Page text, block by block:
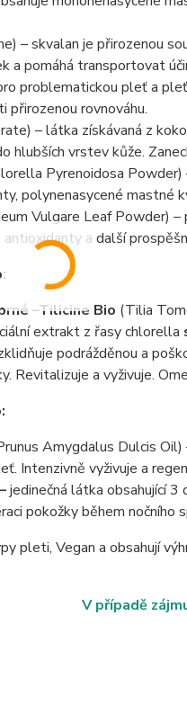
– skvalan je přirozenou
a pomáhá transportovat
problematickou pleť a
přirozenou rovnováhu.
– látka získávaná z
hlubších vrstev kůže.
Pyrenoidosa Powder)
polynenasycené mastné
Vulgare Leaf Powder)
antioxidanty a další
–Tilicine Bio (Tilia
extrakt z řasy chlorella
podrážděnou a
Revitalizuje a vyživuje.
Amygdalus Dulcis
Intenzivně vyživuje a
jedinečná látka obsahující 3
pokožky během nočního
pleti, Vegan a obsahují
Ways
V případě